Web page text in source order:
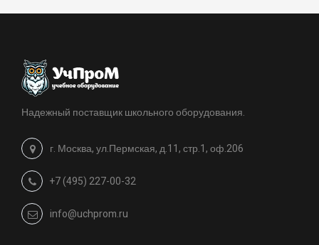
Надежный поставщик школьного оборудования.
г. Москва, ул.Пермская, д.11, стр.1, оф.206
+7 (495) 227-00-32
info@uchprom.ru